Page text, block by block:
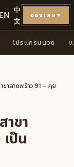
EN
中
文
จองเลย ▼
โปรแกรมนวด
าลาดพร้าว 91 – คุย
ขา
ป็น